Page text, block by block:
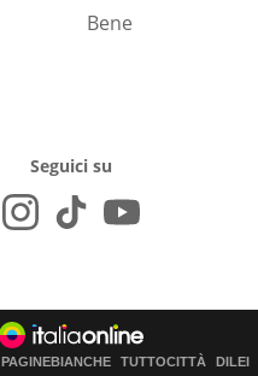
Bene
Seguici su
PAGINEBIANCHE TUTTOCITTÀ DILEI